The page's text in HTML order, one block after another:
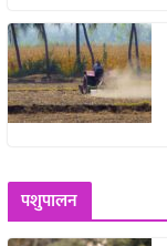
पशुपालन